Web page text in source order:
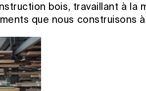
bois, travaillant à la
que nous construisons